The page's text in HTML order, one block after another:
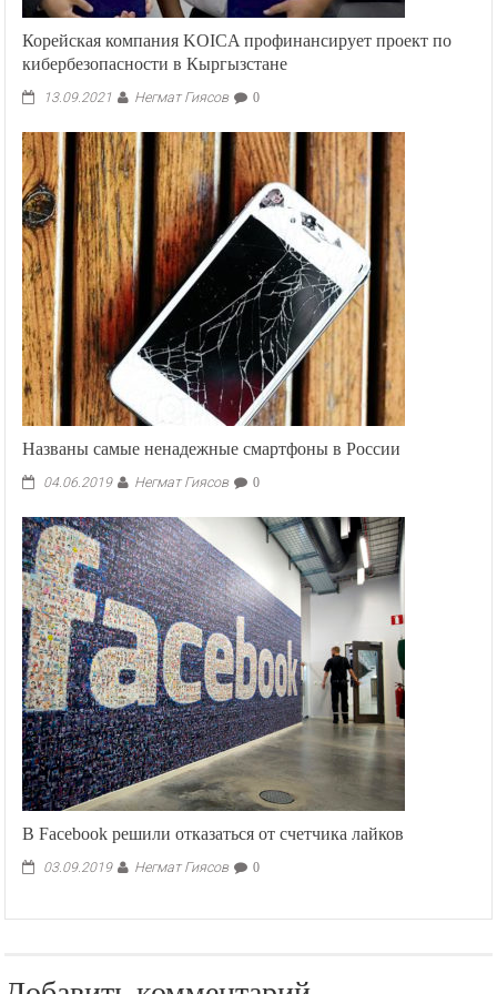
Корейская компания KOICA профинансирует проект по
кибербезопасности в Кыргызстане
13.09.2021 Негмат Гиясов 0
Названы самые ненадежные смартфоны в России
04.06.2019 Негмат Гиясов 0
В Facebook решили отказаться от счетчика лайков
03.09.2019 Негмат Гиясов 0